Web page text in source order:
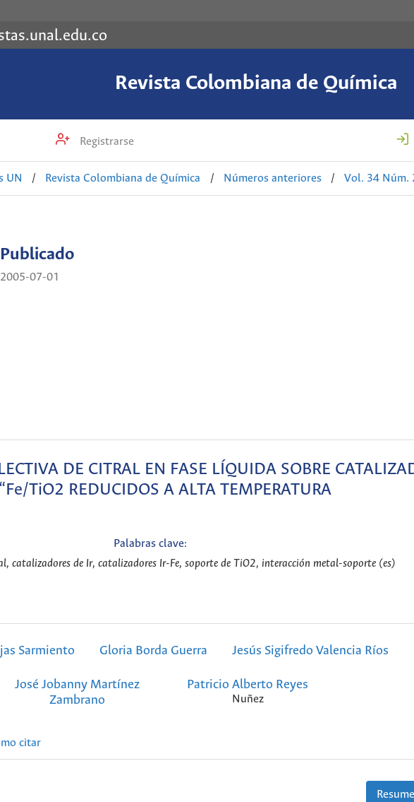
Revista Colombiana de Química
Registrarse
UN / Revista Colombiana de Química / Números anteriores / Vol. 34 Núm.
Publicado
2005-07-01
DE CITRAL EN FASE LÍQUIDA SOBRE
TiO2 REDUCIDOS A ALTA TEMPERATURA
Palabras clave:
catalizadores de Ir, catalizadores Ir-Fe, soporte de TiO2, interacción metal-soporte (es)
Sarmiento Gloria Borda Guerra Jesús Sigifredo Valencia Ríos
José Jobanny Martínez
Zambrano
Patricio Alberto Reyes
Nuñez
citar